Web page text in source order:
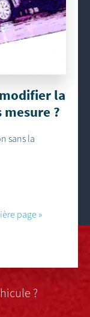
la
?
sans la
page »
?